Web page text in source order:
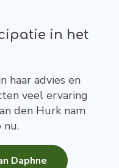
in het
haar advies en
veel ervaring
den Hurk nam
nu.
Daphne